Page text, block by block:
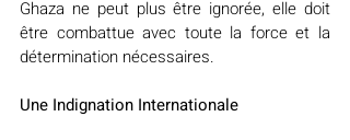
Ghaza ne peut plus être ignorée, elle doit
être combattue avec toute la force et la
détermination nécessaires.
Une Indignation Internationale